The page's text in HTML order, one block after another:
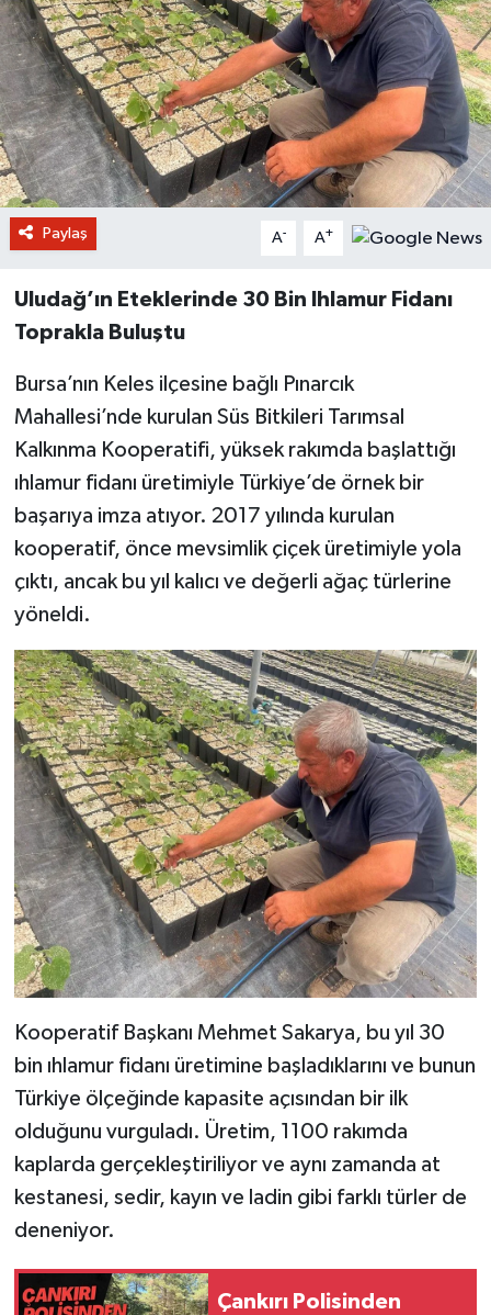
Paylaş A- A+
Uludağ’ın Eteklerinde 30 Bin Ihlamur Fidanı
Toprakla Buluştu
Bursa’nın Keles ilçesine bağlı Pınarcık
Mahallesi’nde kurulan Süs Bitkileri Tarımsal
Kalkınma Kooperatifi, yüksek rakımda başlattığı
ıhlamur fidanı üretimiyle Türkiye’de örnek bir
başarıya imza atıyor. 2017 yılında kurulan
kooperatif, önce mevsimlik çiçek üretimiyle yola
çıktı, ancak bu yıl kalıcı ve değerli ağaç türlerine
yöneldi.
Kooperatif Başkanı Mehmet Sakarya, bu yıl 30
bin ıhlamur fidanı üretimine başladıklarını ve bunun
Türkiye ölçeğinde kapasite açısından bir ilk
olduğunu vurguladı. Üretim, 1100 rakımda
kaplarda gerçekleştiriliyor ve aynı zamanda at
kestanesi, sedir, kayın ve ladin gibi farklı türler de
deneniyor.
Çankırı Polisinden